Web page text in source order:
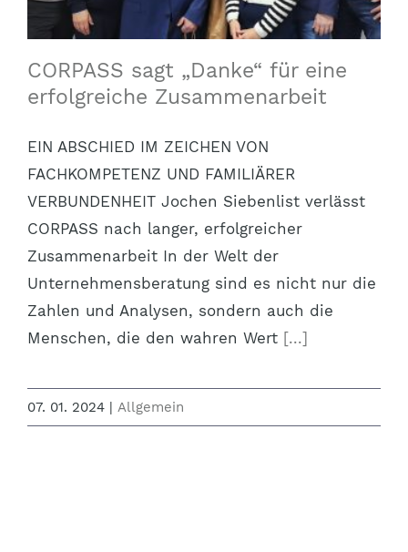
CORPASS sagt „Danke“ für eine
erfolgreiche Zusammenarbeit
EIN ABSCHIED IM ZEICHEN VON
FACHKOMPETENZ UND FAMILIÄRER
VERBUNDENHEIT Jochen Siebenlist verlässt
CORPASS nach langer, erfolgreicher
Zusammenarbeit In der Welt der
Unternehmensberatung sind es nicht nur die
Zahlen und Analysen, sondern auch die
Menschen, die den wahren Wert [...]
07. 01. 2024 | Allgemein